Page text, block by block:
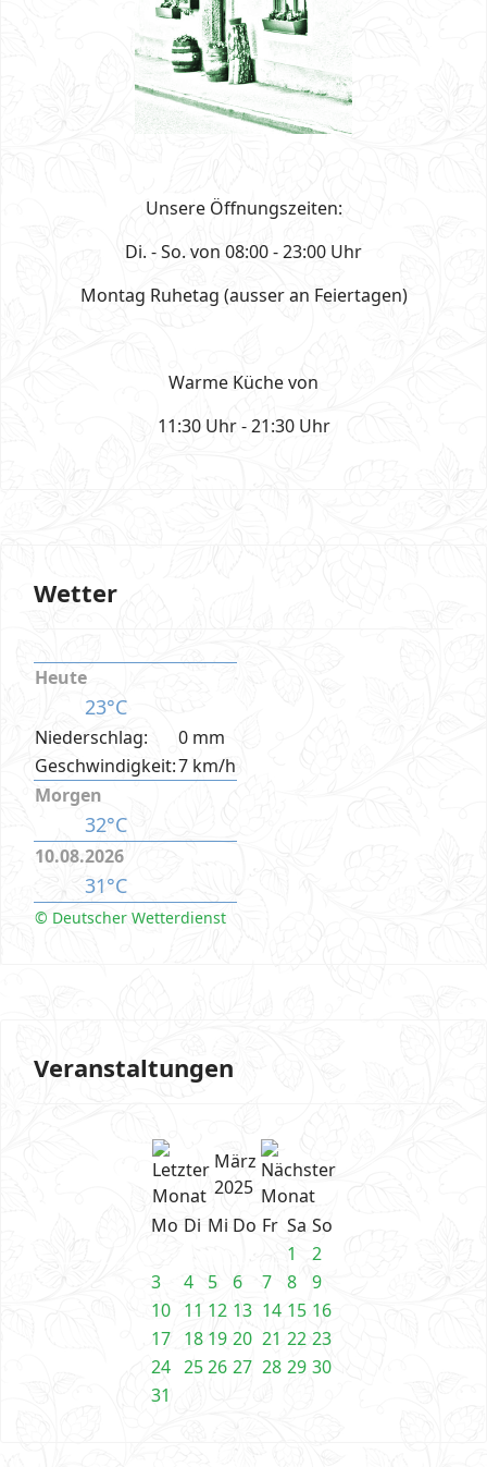
Unsere Öffnungszeiten:
Di. - So. von 08:00 - 23:00 Uhr
Montag Ruhetag (ausser an Feiertagen)
Warme Küche von
11:30 Uhr - 21:30 Uhr
Wetter
Heute
23°C
Niederschlag:
0 mm
Geschwindigkeit:7 km/h
Morgen
32°C
10.08.2026
31°C
© Deutscher Wetterdienst
Veranstaltungen
März
2025
Mo Di Mi Do Fr Sa So
1
2
3
4 5 6 7 8
9
10
11 12 13 14 15 16
17
18 19 20 21 22 23
24 25 26 27 28 29 30
31